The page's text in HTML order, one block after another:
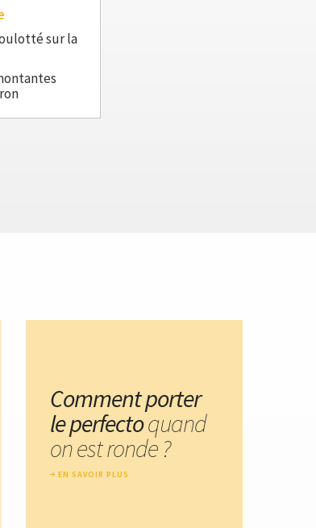
sur la
Comment porter
le perfectoquand
on est ronde ?
EN SAVOIR PLUS